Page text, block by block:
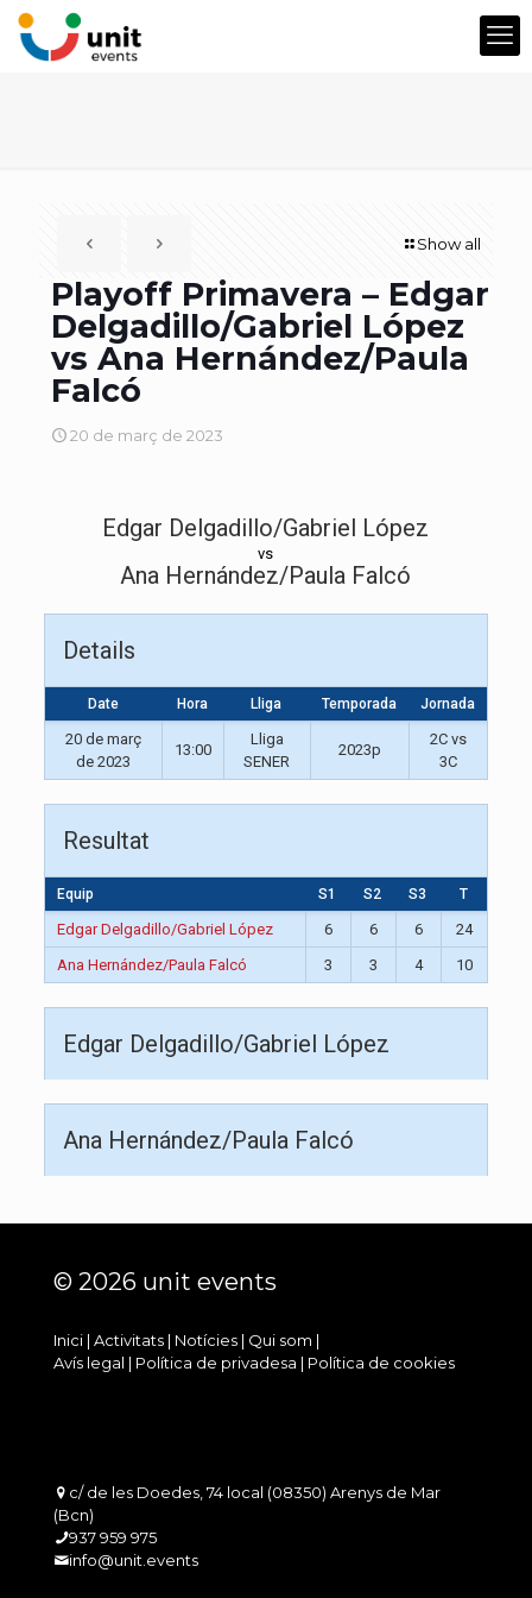
Show all
Playoff Primavera – Edgar
Delgadillo/Gabriel López
vs Ana Hernández/Paula
Falcó
20 de març de 2023
Edgar Delgadillo/Gabriel López
vs
Ana Hernández/Paula Falcó
Details
Date Hora Lliga Temporada Jornada
20 de març
de 2023
13:00
Lliga
SENER
2023p
2C vs
3C
Resultat
Equip S1 S2 S3 T
Edgar Delgadillo/Gabriel López 6 6 6
24
Ana Hernández/Paula Falcó
3 3 4 10
Edgar Delgadillo/Gabriel López
Ana Hernández/Paula Falcó
© 2026 unit events
Inici | Activitats | Notícies | Qui som |
Avís legal | Política de privadesa | Política de cookies
c/ de les Doedes, 74 local (08350) Arenys de Mar
(Bcn)
937 959 975
info@unit.events